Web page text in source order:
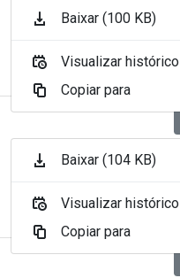
Baixar (100 KB)
Visualizar histórico
Copiar para
Baixar (104 KB)
Visualizar histórico
Copiar para